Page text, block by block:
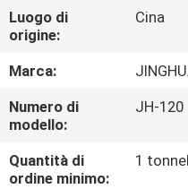
CIRCA
NOI
GIRO
DELLA
FABBRICA
Luogo di
origine:
Cina
Marca:
Numero di
modello:
JH-120
Quantità di
ordine minimo:
1